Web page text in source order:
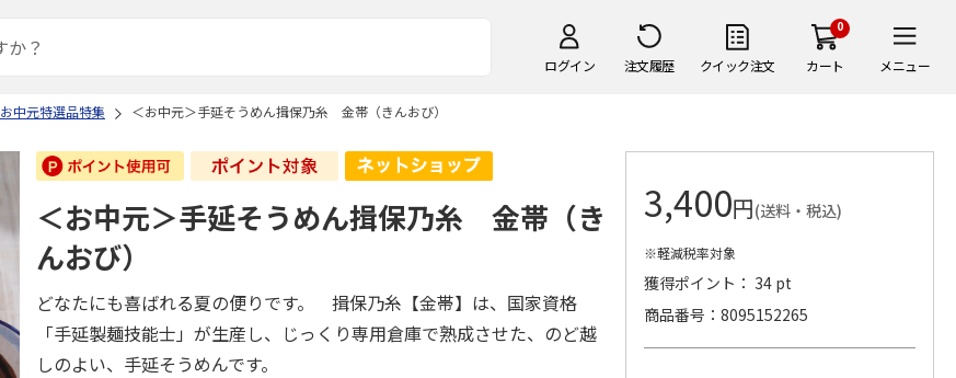
ログイン 注文履歴 クイック注文
0
カート メニュー
お中元特選品特集 ＜お中元＞手延そうめん揖保乃糸 金帯（きんおび）
＜お中元＞手延そうめん揖保乃糸 金帯（き
んおび）
どなたにも喜ばれる夏の便りです。 揖保乃糸【金帯】は、国家資格
「手延製麺技能士」が生産し、じっくり専用倉庫で熟成させた、のど越
しのよい、手延そうめんです。
3,400円(送料・税込)
※軽減税率対象
獲得ポイント： 34 pt
商品番号
8095152265